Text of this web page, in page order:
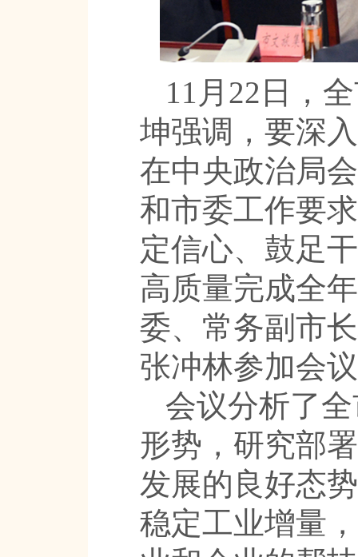
11月22日，
坤强调，要深
在中央政治局
和市委工作要
定信心、鼓足
高质量完成全
委、常务副市
张冲林参加会
会议分析了
形势，研究部
发展的良好态
稳定工业增量